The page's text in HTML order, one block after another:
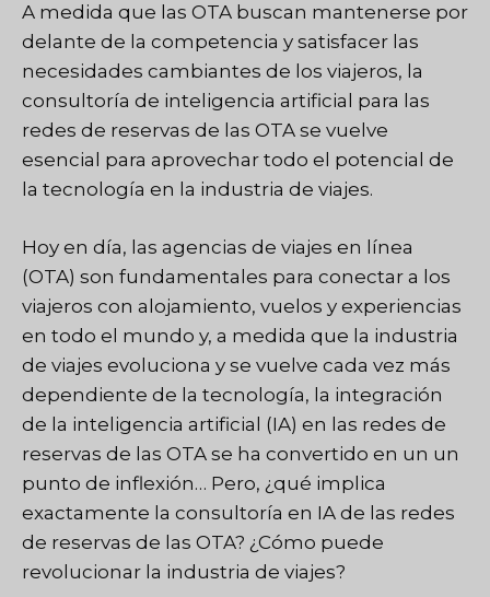
A medida que las OTA buscan mantenerse por
delante de la competencia y satisfacer las
necesidades cambiantes de los viajeros, la
consultoría de inteligencia artificial para las
redes de reservas de las OTA se vuelve
esencial para aprovechar todo el potencial de
la tecnología en la industria de viajes.
Hoy en día, las agencias de viajes en línea
(OTA) son fundamentales para conectar a los
viajeros con alojamiento, vuelos y experiencias
en todo el mundo y, a medida que la industria
de viajes evoluciona y se vuelve cada vez más
dependiente de la tecnología, la integración
de la inteligencia artificial (IA) en las redes de
reservas de las OTA se ha convertido en un un
punto de inflexión… Pero, ¿qué implica
exactamente la consultoría en IA de las redes
de reservas de las OTA? ¿Cómo puede
revolucionar la industria de viajes?